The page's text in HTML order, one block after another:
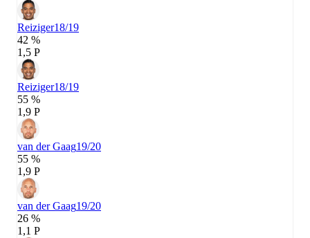
Reiziger18/19
42 %
1,5 P
Reiziger18/19
55 %
1,9 P
van der Gaag19/20
55 %
1,9 P
van der Gaag19/20
26 %
1,1 P